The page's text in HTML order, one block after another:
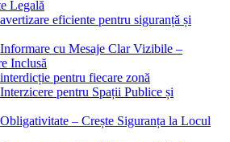
Legală
eficiente pentru siguranță și
cu Mesaje Clar Vizibile –
Inclusă
pentru fiecare zonă
pentru Spații Publice și
– Crește Siguranța la Locul